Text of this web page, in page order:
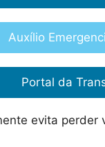
Auxílio
Portal da
evita perder